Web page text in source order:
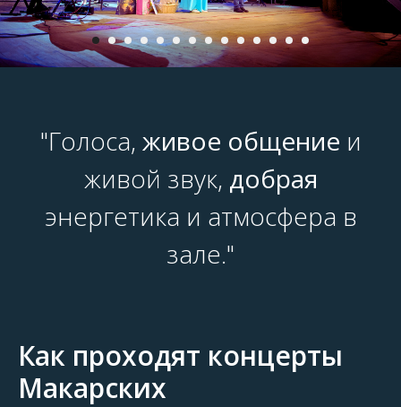
"Голоса, живое общение и
живой звук, добрая
энергетика и атмосфера в
зале."
Как проходят концерты
Макарских